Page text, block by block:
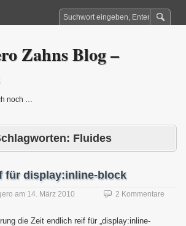
Zahns Blog –
noch …
Fluides
für display:inline-block
am 14. März 2010 2 Kommentare
die Zeit endlich reif für „display:inline-